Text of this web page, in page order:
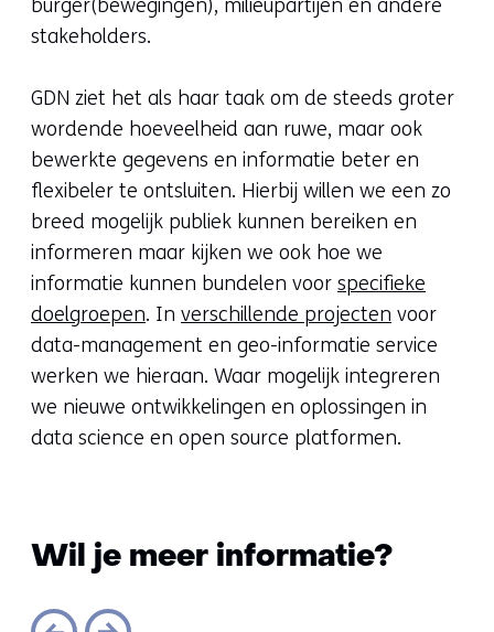
burger(bewegingen), milieupartijen en andere
stakeholders.
GDN ziet het als haar taak om de steeds groter
wordende hoeveelheid aan ruwe, maar ook
bewerkte gegevens en informatie beter en
flexibeler te ontsluiten. Hierbij willen we een zo
breed mogelijk publiek kunnen bereiken en
informeren maar kijken we ook hoe we
informatie kunnen bundelen voor specifieke
doelgroepen. In verschillende projecten voor
data-management en geo-informatie service
werken we hieraan. Waar mogelijk integreren
we nieuwe ontwikkelingen en oplossingen in
data science en open source platformen.
Wil je meer informatie?